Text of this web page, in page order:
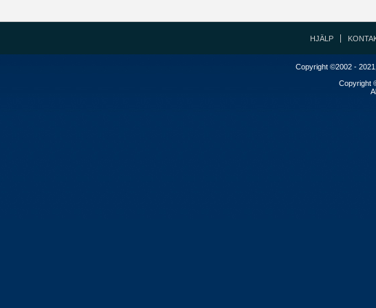
HJÄLP
Copyright ©2002 -
Copyright